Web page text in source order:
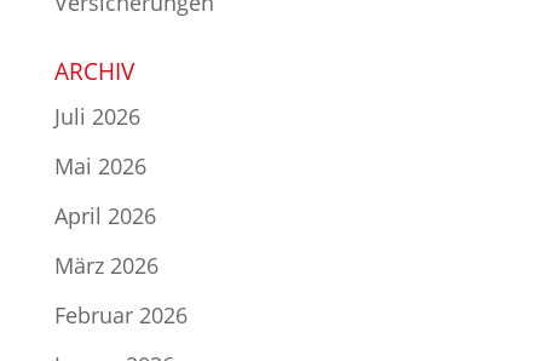
ARCHIV
Juli 2026
Mai 2026
April 2026
März 2026
Februar 2026